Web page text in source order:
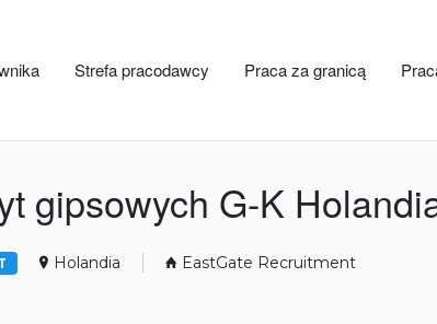
Strefa pracodawcy Praca za granicą
gipsowych G-K
Holandia EastGate Recruitment